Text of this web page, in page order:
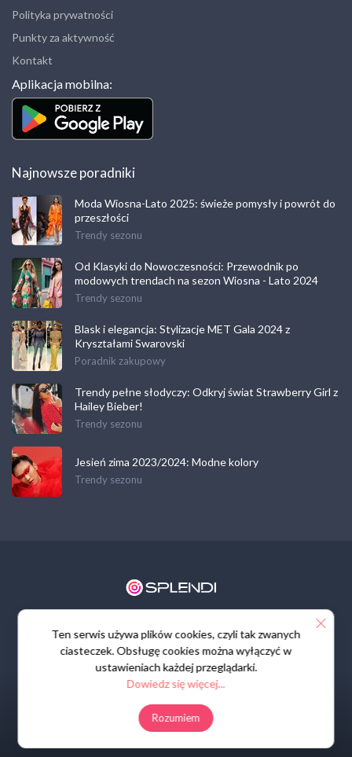
Polityka prywatności
Punkty za aktywność
Kontakt
Aplikacja mobilna:
Najnowsze poradniki
Moda Wiosna-Lato 2025: świeże pomysły i powrót do
przeszłości
Trendy sezonu
Od Klasyki do Nowoczesności: Przewodnik po
modowych trendach na sezon Wiosna - Lato 2024
Trendy sezonu
Blask i elegancja: Stylizacje MET Gala 2024 z
Kryształami Swarovski
Poradnik zakupowy
Trendy pełne słodyczy: Odkryj świat Strawberry Girl z
Hailey Bieber!
Trendy sezonu
Jesień zima 2023/2024: Modne kolory
Trendy sezonu
© All rights reserved
Ten serwis używa plików cookies, czyli tak zwanych
ciasteczek. Obsługę cookies można wyłączyć w
ustawieniach każdej przeglądarki.
Dowiedz się więcej...
Rozumiem